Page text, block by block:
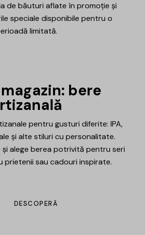
de băuturi aflate în promoție și
speciale disponibile pentru o
limitată.
bere
pentru gusturi diferite: IPA,
și alte stiluri cu personalitate.
alege berea potrivită pentru seri
prietenii sau cadouri inspirate.
DESCOPERĂ